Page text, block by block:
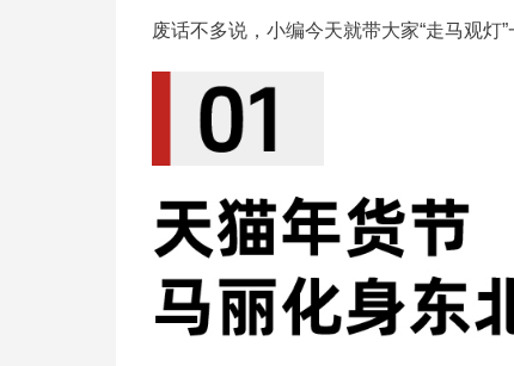
废话不多说，小编今天就带大家“走马观